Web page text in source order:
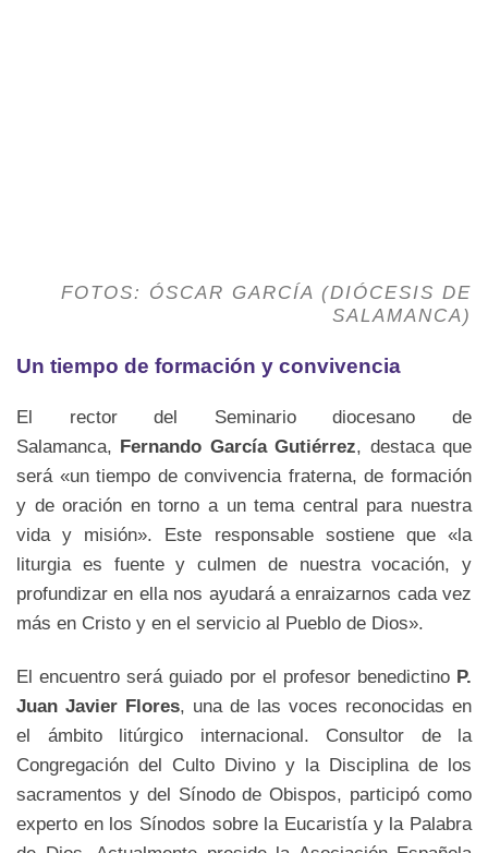
FOTOS: ÓSCAR GARCÍA (DIÓCESIS DE
SALAMANCA)
Un tiempo de formación y convivencia
El rector del Seminario diocesano de
Salamanca, Fernando García Gutiérrez, destaca que
será «un tiempo de convivencia fraterna, de formación
y de oración en torno a un tema central para nuestra
vida y misión». Este responsable sostiene que «la
liturgia es fuente y culmen de nuestra vocación, y
profundizar en ella nos ayudará a enraizarnos cada vez
más en Cristo y en el servicio al Pueblo de Dios».
El encuentro será guiado por el profesor benedictino P.
Juan Javier Flores, una de las voces reconocidas en
el ámbito litúrgico internacional. Consultor de la
Congregación del Culto Divino y la Disciplina de los
sacramentos y del Sínodo de Obispos, participó como
experto en los Sínodos sobre la Eucaristía y la Palabra